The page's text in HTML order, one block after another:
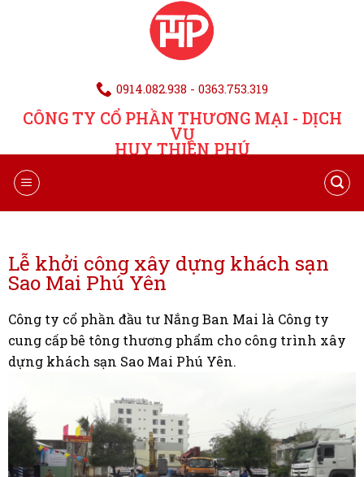
0914.082.938 - 0363.753.319
CÔNG TY CỔ PHẦN THƯƠNG MẠI - DỊCH
VỤ
HUY THIÊN PHÚ
Lễ khởi công xây dựng khách sạn
Sao Mai Phú Yên
Công ty cổ phần đầu tư Nắng Ban Mai là Công ty
cung cấp bê tông thương phẩm cho công trình xây
dựng khách sạn Sao Mai Phú Yên.